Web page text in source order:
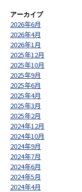
アーカイブ
2026年6月
2026年4月
2026年1月
2025年12月
2025年10月
2025年9月
2025年6月
2025年4月
2025年3月
2025年2月
2024年12月
2024年10月
2024年9月
2024年7月
2024年6月
2024年5月
2024年4月